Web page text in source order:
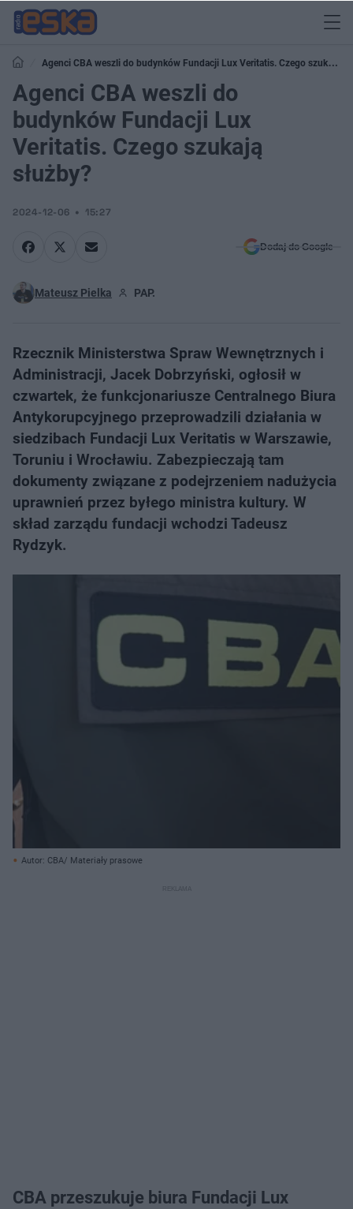
Agenci CBA weszli do budynków Fundacji Lux Veritatis. Czego szukają
służby?
Agenci CBA weszli do
budynków Fundacji Lux
Veritatis. Czego szukają
służby?
2024-12-06 15:27
Dodaj do Google
Mateusz Pielka PAP.
Rzecznik Ministerstwa Spraw Wewnętrznych i
Administracji, Jacek Dobrzyński, ogłosił w
czwartek, że funkcjonariusze Centralnego Biura
Antykorupcyjnego przeprowadzili działania w
siedzibach Fundacji Lux Veritatis w Warszawie,
Toruniu i Wrocławiu. Zabezpieczają tam
dokumenty związane z podejrzeniem nadużycia
uprawnień przez byłego ministra kultury. W
skład zarządu fundacji wchodzi Tadeusz
Rydzyk.
Autor: CBA/ Materiały prasowe
CBA przeszukuje biura Fundacji Lux